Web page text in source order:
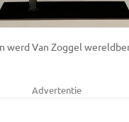
werd Van Zoggel
Advertentie